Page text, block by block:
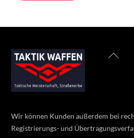
The
options
on
the
Back
Wir können Kunden außerdem bei
Registrierungs- und